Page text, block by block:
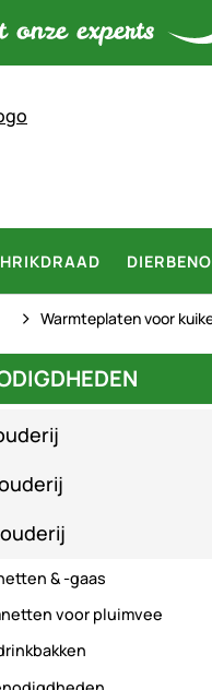
opfok
Warmteplaten voor
& -gaas
voor pluimvee